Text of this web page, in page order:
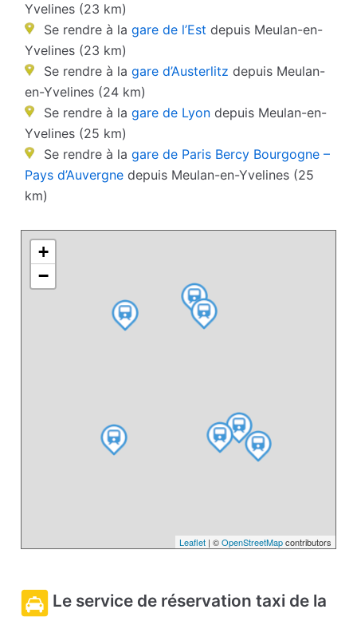
Yvelines (23 km)
Se rendre à la gare de l’Est depuis Meulan-en-
Yvelines (23 km)
Se rendre à la gare d’Austerlitz depuis Meulan-
en-Yvelines (24 km)
Se rendre à la gare de Lyon depuis Meulan-en-
Yvelines (25 km)
Se rendre à la gare de Paris Bercy Bourgogne –
Pays d’Auvergne depuis Meulan-en-Yvelines (25
km)
+
−
Leaflet| ©OpenStreetMapcontributors
Le service de réservation taxi de la